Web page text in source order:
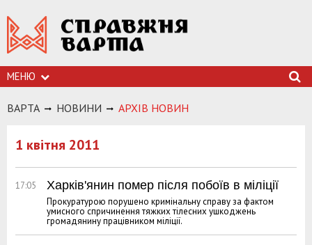
МЕНЮ
ВАРТА НОВИНИ АРХIВ НОВИН
1 квітня 2011
17:05 Харків'янин помер після побоїв в міліції
Прокуратурою порушено кримінальну справу за фактом
умисного спричинення тяжких тілесних ушкоджень
громадянину працівником міліції.